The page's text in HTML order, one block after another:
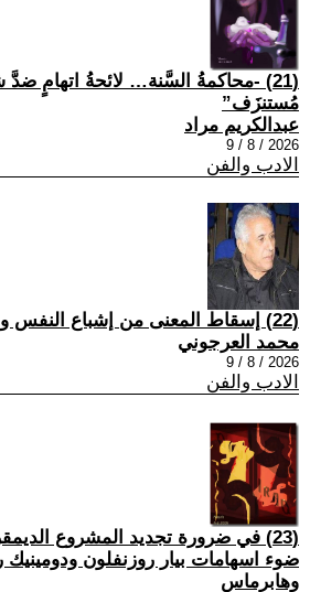
(21) -محاكمةُ السَّنة… لائحةُ اتهامٍ
مُستنزَف”
عبدالكريم مراد
2026 / 8 / 9
الادب والفن
(22) إسقاط المعنى من إشباع النفس والمُنى
محمد العرجوني
2026 / 8 / 9
الادب والفن
(23) في ضرورة تجديد المشروع
ضوء اسهامات بيار روزنفلون
وهابرماس